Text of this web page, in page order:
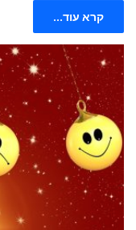
קרא עוד...